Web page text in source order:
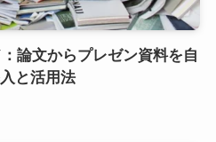
論文からプレゼン資料を自
と活用法